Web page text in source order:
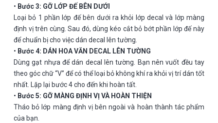
• Bước 3: GỠ LỚP ĐẾ BÊN DƯỚI
Loại bỏ 1 phần lớp đế bên dưới ra khỏi lớp decal và lớp màng
định vị trên cùng. Sau đó, dùng kéo cắt bỏ bớt phần lớp đế này
để chuẩn bị cho việc dán decal lên tường.
• Bước 4: DÁN HOA VĂN DECAL LÊN TƯỜNG
Dùng gạt nhựa để dán decal lên tường. Bạn nên vuốt đều tay
theo góc chữ “V” để có thể loại bỏ không khí ra khỏi vị trí dán tốt
nhất. Lặp lại bước 4 cho đến khi hoàn tất.
• Bước 5: GỠ MÀNG ĐỊNH VỊ VÀ HOÀN THIỆN
Tháo bỏ lớp màng định vị bên ngoài và hoàn thành tác phẩm
của bạn.